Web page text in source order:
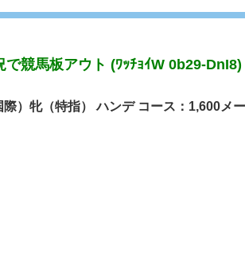
で競馬板アウト (ﾜｯﾁｮｲW 0b29-DnI8)
）牝（特指） ハンデ コース：1,600メ